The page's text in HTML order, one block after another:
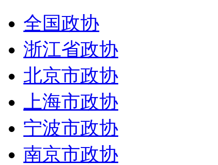
全国政协
浙江省政协
北京市政协
上海市政协
宁波市政协
南京市政协